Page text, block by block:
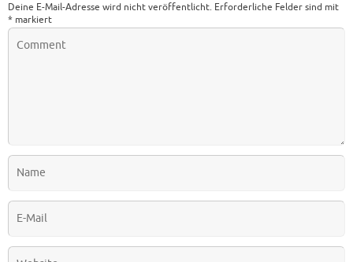
Deine E-Mail-Adresse wird nicht veröffentlicht. Erforderliche Felder sind mit
* markiert